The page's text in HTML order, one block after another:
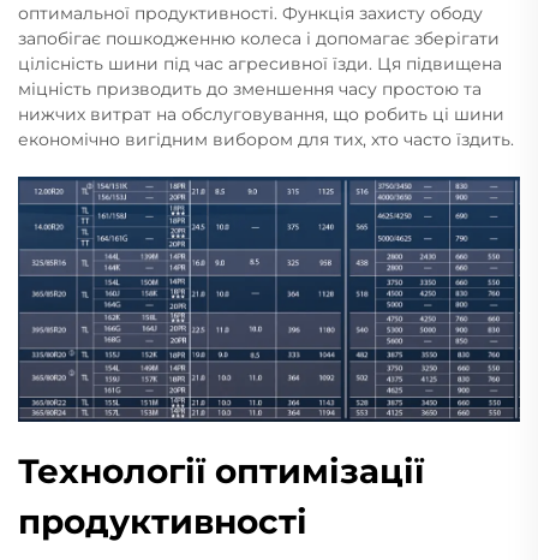
оптимальної продуктивності. Функція захисту ободу
запобігає пошкодженню колеса і допомагає зберігати
цілісність шини під час агресивної їзди. Ця підвищена
міцність призводить до зменшення часу простою та
нижчих витрат на обслуговування, що робить ці шини
економічно вигідним вибором для тих, хто часто їздить.
Технології оптимізації
продуктивності